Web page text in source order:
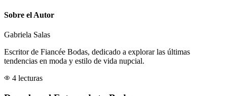
Sobre el Autor
Gabriela Salas
Escritor de Fiancée Bodas, dedicado a explorar las últimas
tendencias en moda y estilo de vida nupcial.
4 lecturas